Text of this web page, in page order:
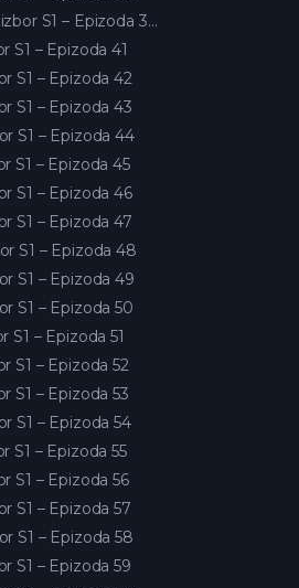
Larin izbor S1 – Epizoda 39 i 40
S1 – Epizoda 41
S1 – Epizoda 42
S1 – Epizoda 43
S1 – Epizoda 44
S1 – Epizoda 45
S1 – Epizoda 46
S1 – Epizoda 47
S1 – Epizoda 48
S1 – Epizoda 49
S1 – Epizoda 50
S1 – Epizoda 51
S1 – Epizoda 52
S1 – Epizoda 53
S1 – Epizoda 54
S1 – Epizoda 55
S1 – Epizoda 56
S1 – Epizoda 57
S1 – Epizoda 58
S1 – Epizoda 59